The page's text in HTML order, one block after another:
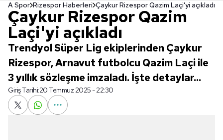
A Spor Rizespor Haberleri Çaykur Rizespor Qazim Laçi'yi açıkladı
Çaykur Rizespor Qazim
Laçi'yi açıkladı
Trendyol Süper Lig ekiplerinden Çaykur
Rizespor, Arnavut futbolcu Qazim Laçi ile
3 yıllık sözleşme imzaladı. İşte detaylar...
Giriş Tarihi:20 Temmuz 2025 - 22:30